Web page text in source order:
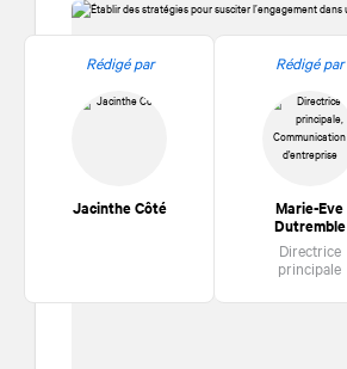
Rédigé par
Jacinthe Côté
Rédigé par
Marie-Eve
Dutremble
Directrice
principale